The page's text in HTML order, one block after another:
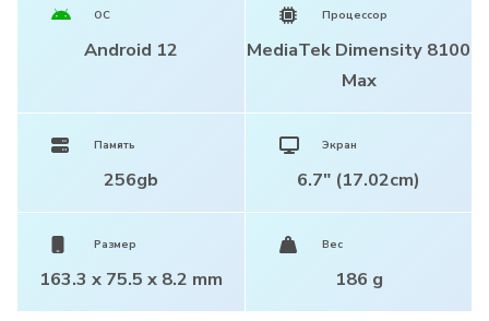
ОС
Android 12
Процессор
MediaTek Dimensity 8100
Max
Память
256gb
Экран
6.7" (17.02cm)
Размер
163.3 x 75.5 x 8.2 mm
Вес
186 g